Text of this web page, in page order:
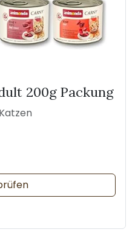
200g Packung